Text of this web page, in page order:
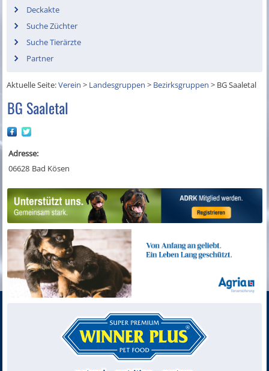
Deckakte
Suche Züchter
Suche Tierärzte
Partner
Aktuelle Seite:Verein > Landesgruppen > Bezirksgruppen > BG Saaletal
BG Saaletal
Adresse:
06628 Bad Kösen